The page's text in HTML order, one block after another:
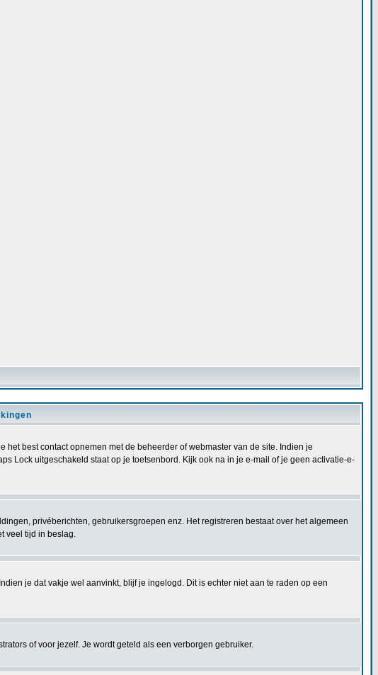
best contact opnemen met de beheerder of webmaster van de site. Indien je
Lock uitgeschakeld staat op je toetsenbord. Kijk ook na in je e-mail of je geen activatie-e-
privéberichten, gebruikersgroepen enz. Het registreren bestaat over het algemeen
veel tijd in beslag.
je dat vakje wel aanvinkt, blijf je ingelogd. Dit is echter niet aan te raden op een
of voor jezelf. Je wordt geteld als een verborgen gebruiker.